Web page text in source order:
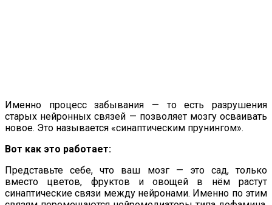
Именно процесс забывания — то есть разрушения
старых нейронных связей — позволяет мозгу осваивать
новое. Это называется «синаптическим прунингом».
Вот как это работает:
Представьте себе, что ваш мозг — это сад, только
вместо цветов, фруктов и овощей в нём растут
синаптические связи между нейронами. Именно по этим